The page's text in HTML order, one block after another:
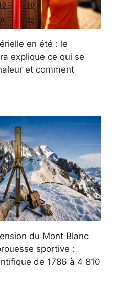
en été : le
explique ce qui se
et comment
du Mont Blanc
sportive :
de 1786 à 4 810